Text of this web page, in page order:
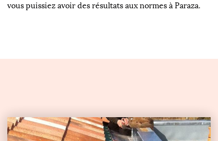
vous puissiez avoir des résultats aux normes à Paraza.